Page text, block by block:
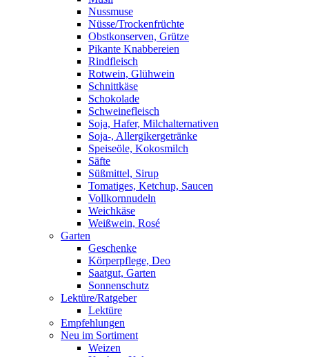
Nussmuse
Nüsse/Trockenfrüchte
Obstkonserven, Grütze
Pikante Knabbereien
Rindfleisch
Rotwein, Glühwein
Schnittkäse
Schokolade
Schweinefleisch
Soja, Hafer, Milchalternativen
Soja-, Allergikergetränke
Speiseöle, Kokosmilch
Säfte
Süßmittel, Sirup
Tomatiges, Ketchup, Saucen
Vollkornnudeln
Weichkäse
Weißwein, Rosé
Garten
Geschenke
Körperpflege, Deo
Saatgut, Garten
Sonnenschutz
Lektüre/Ratgeber
Lektüre
Empfehlungen
Neu im Sortiment
Weizen